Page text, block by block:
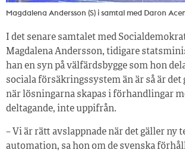
Magdalena Andersson (S) i samtal med Daron
I det senare samtalet med
Magdalena Andersson, tidigare
han en syn på välfärdsbygge som hon
sociala försäkringssystem än är så är
när lösningarna skapas i förhandlingar
deltagande, inte uppifrån.
– Vi är rätt avslappnade när det gäller ny
automation, sa hon om de svenska